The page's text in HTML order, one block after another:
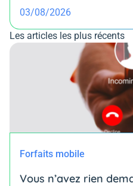
03/08/2026
Les articles les plus récents
Forfaits mobile
Vous n’avez rien